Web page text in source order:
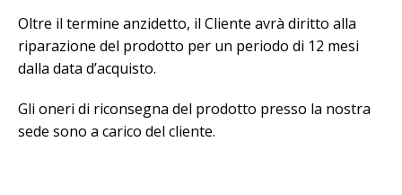
Oltre il termine anzidetto, il Cliente avrà diritto alla
riparazione del prodotto per un periodo di 12 mesi
dalla data d’acquisto.
Gli oneri di riconsegna del prodotto presso la nostra
sede sono a carico del cliente.